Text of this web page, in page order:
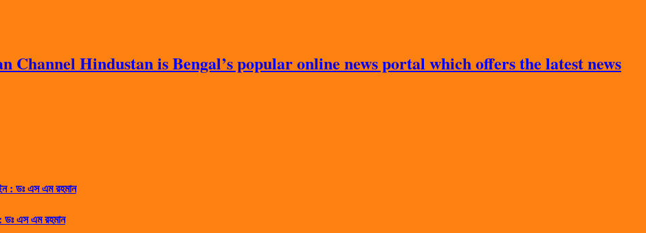
Channel Hindustan is Bengal’s popular online news portal which offers the latest news
ডঃ এস এম রহমান